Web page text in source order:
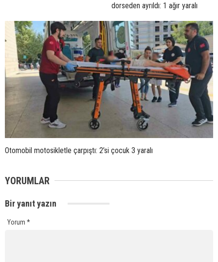
dorseden ayrıldı: 1 ağır yaralı
Otomobil motosikletle çarpıştı: 2’si çocuk 3 yaralı
YORUMLAR
Bir yanıt yazın
Yorum *